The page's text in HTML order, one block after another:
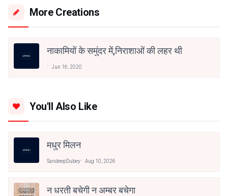
More Creations
नाकामियों के समुंदर में,निराशाओं की लहर थी
Jun 16, 2020
You'll Also Like
मधुर मिलन
SandeepDubey Aug 10, 2026
न धरती बचेगी न अम्बर बचेगा